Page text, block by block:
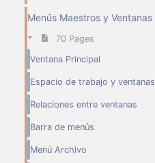
Menús Maestros y Ventanas
70 Pages
Ventana Principal
Espacio de trabajo y ventanas
Relaciones entre ventanas
Barra de menús
Menú Archivo